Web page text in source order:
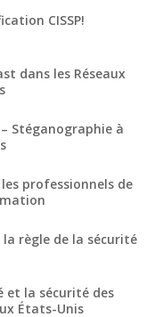
CISSP!
dans les Réseaux
Stéganographie à
professionnels de
règle de la sécurité
et la sécurité des
États-Unis